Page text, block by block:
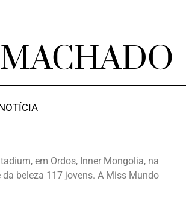
em Ordos, Inner Mongolia, na
beleza 117 jovens. A Miss Mundo